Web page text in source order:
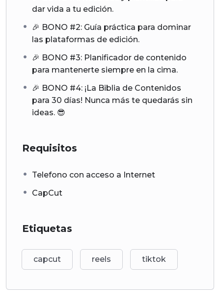
Instagram y aumentar tus ventas.
Instagram de manera efectiva y sostenible.
✅ Necesitas un enfoque práctico y sensato que te
permita obtener resultados rápidamente en
Instagram utilizando REELS, todo impartido por
No esperes más, ¡inscríbete ahora y descubre cómo
crecer en las redes sociales con videos que
dar vida a tu edición.
🎉 BONO #2: Guía práctica para dominar
las plataformas de edición.
🎉 BONO #3: Planificador de contenido
para mantenerte siempre en la cima.
🎉 BONO #4: ¡La Biblia de Contenidos
para 30 días! Nunca más te quedarás sin
ideas. 😎
Requisitos
Telefono con acceso a Internet
CapCut
Etiquetas
capcut reels tiktok